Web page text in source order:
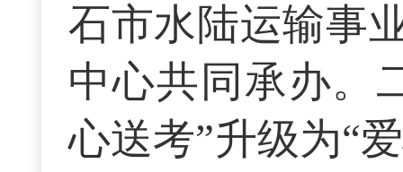
石市水陆运输事
中心共同承办。
心送考”升级为“